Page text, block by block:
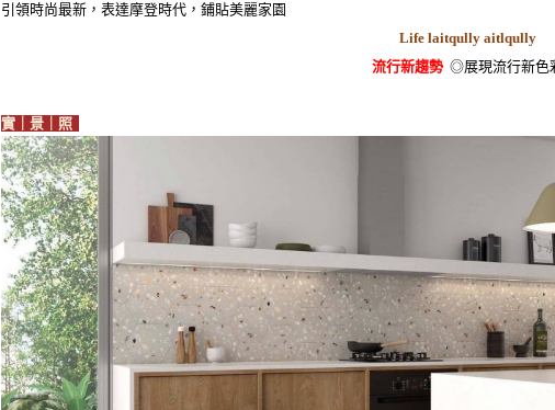
引領時尚最新，表達摩登時代，鋪貼美麗家園
Life laitqully aitlqully
流行新趨勢 ◎展現流行新色
實｜景｜照